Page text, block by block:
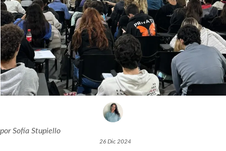
porSofía Stupiello
26 Dic 2024